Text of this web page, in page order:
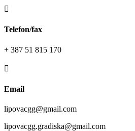

Telefon/fax
+ 387 51 815 170

Email
lipovacgg@gmail.com
lipovacgg.gradiska@gmail.com